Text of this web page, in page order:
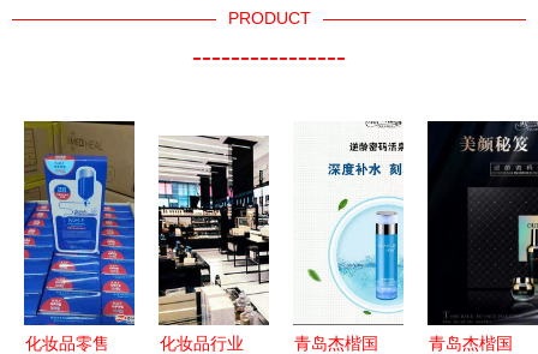
PRODUCT
----------------
化妆品零售
化妆品行业
青岛杰楷国
青岛杰楷国